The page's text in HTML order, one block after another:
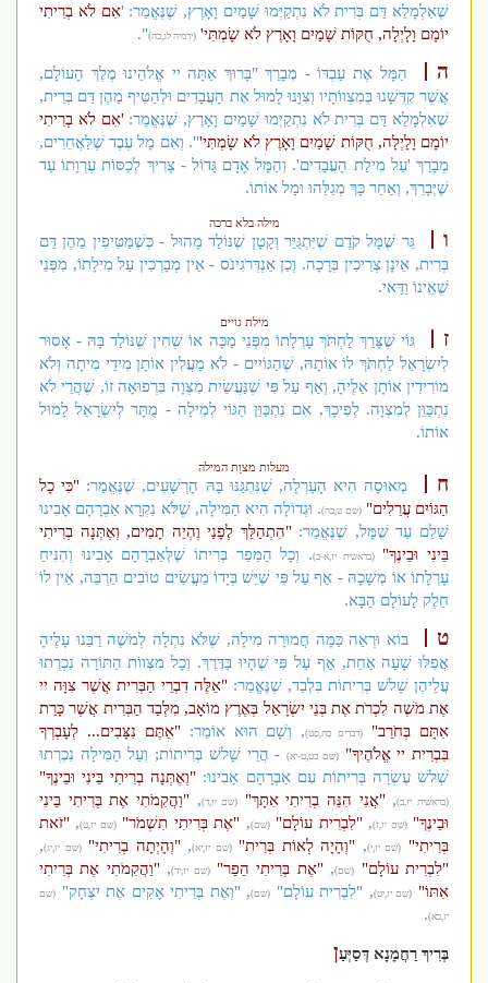
שֶׁאִלְמָלֵא דַּם בְּרִית לֹא נִתְקַיְּמוּ שָׁמַיִם וָאָרֶץ, שֶׁנֶּאֱמַר: 'אִם לֹא בְרִיתִי
יוֹמָם וָלָיְלָה, חֻקּוֹת שָׁמַיִם וָאָרֶץ לֹא שָׂמְתִּי' (ירמיה לג,כה)".
הַמָּל אֶת עַבְדּוֹ - מְבָרֵךְ "בָּרוּךְ אַתָּה יי אֱלֹהֵינוּ מֶלֶךְ הָעוֹלָם,
אֲשֶׁר קִדְּשָׁנוּ בְּמִצְווֹתָיו וְצִוָּנוּ לָמוּל אֶת הָעֲבָדִים וּלְהַטִּיף מֵהֶן דַּם בְּרִית,
שֶׁאִלְמָלֵא דַּם בְּרִית לֹא נִתְקַיְּמוּ שָׁמַיִם וָאָרֶץ, שֶׁנֶּאֱמַר:'אִם לֹא בְרִיתִי
יוֹמָם וָלָיְלָה, חֻקּוֹת שָׁמַיִם וָאָרֶץ לֹא שָׂמְתִּי'". וְאִם מָל עֶבֶד שֶׁלַּאֲחֵרִים,
מְבָרֵךְ 'עַל מִילַת הָעֲבָדִים'. וְהַמָּל אָדָם גָּדוֹל - צָרִיךְ לְכַסּוֹת עֶרְוָתוֹ עַד
שֶׁיְּבָרֵךְ, וְאַחַר כָּךְ מְגַלֵּהוּ וּמָל אוֹתוֹ.
מילה בלא ברכה
גֵּר שֶׁמָּל קֹדֶם שֶׁיִּתְגַּיֵּר וְקָטָן שֶׁנּוֹלַד מָהוּל - כְּשֶׁמַּטִּיפִין מֵהֶן דַּם
בְּרִית, אֵינָן צְרִיכִין בְּרָכָה. וְכֵן אַנְדְּרֹגִינֹס - אֵין מְבָרְכִין עַל מִילָתוֹ, מִפְּנֵי
שֶׁאֵינוֹ וַדַּאי.
מילת גויים
גּוֹי שֶׁצָּרַךְ לַחְתֹּךְ עָרְלָתוֹ מִפְּנֵי מַכָּה אוֹ שְׁחִין שֶׁנּוֹלַד בָּהּ - אָסוּר
לְיִשְׂרָאֵל לַחְתֹּךְ לוֹ אוֹתָהּ, שֶׁהַגּוֹיִים - לֹא מַעֲלִין אוֹתָן מִידֵי מִיתָה וְלֹא
מוֹרִידִין אוֹתָן אֵלֶיהָ, וְאַף עַל פִּי שֶׁנַּעֲשֵׂית מִצְוָה בִּרְפוּאָה זוֹ, שֶׁהֲרֵי לֹא
נִתְכַּוֵּן לְמִצְוָה. לְפִיכָךְ, אִם נִתְכַּוֵּן הַגּוֹי לְמִילָה - מֻתָּר לְיִשְׂרָאֵל לָמוּל
אוֹתוֹ.
מעלות מצוַת המילה
מְאוּסָה הִיא הָעָרְלָה, שֶׁנִּתְגַּנּוּ בָּהּ הָרְשָׁעִים, שֶׁנֶּאֱמַר:"כִּי כָל
הַגּוֹיִם עֲרֵלִים" (שם ט,כה). וּגְדוֹלָה הִיא הַמִּילָה, שֶׁלֹּא נִקְרָא אַבְרָהָם אָבִינוּ
שָׁלֵם עַד שֶׁמָּל, שֶׁנֶּאֱמַר:"הִתְהַלֵּךְ לְפָנַי וֶהְיֵה תָמִים, וְאֶתְּנָה בְרִיתִי
בֵּינִי וּבֵינֶךָ"
(בראשית יז,א-ב). וְכָל הַמֵּפֵר בְּרִיתוֹ שֶׁלְּאַבְרָהָם אָבִינוּ וְהִנִּיחַ
עָרְלָתוֹ אוֹ מְשָׁכָהּ - אַף עַל פִּי שֶׁיֵּשׁ בְּיָדוֹ מַעֲשִׂים טוֹבִים הַרְבֵּה, אֵין לוֹ
חֵלֶק לָעוֹלָם הַבָּא.
בּוֹא וּרְאֵה כַּמָּה חֲמוּרָה מִילָה, שֶׁלֹּא נִתְלָה לְמֹשֶׁה רַבֵּנוּ עָלֶיהָ
אֲפִלּוּ שָׁעָה אַחַת, אַף עַל פִּי שֶׁהָיוּ בַּדֶּרֶךְ. וְכָל מִצְווֹת הַתּוֹרָה נִכְרְתוּ
עֲלֵיהֶן שָׁלשׁ בְּרִיתוֹת בִּלְבַד, שֶׁנֶּאֱמַר:"אֵלֶּה דִבְרֵי הַבְּרִית אֲשֶׁר צִוָּה יי
אֶת מֹשֶׁה לִכְרֹת אֶת בְּנֵי יִשְׂרָאֵל בְּאֶרֶץ מוֹאָב, מִלְּבַד הַבְּרִית אֲשֶׁר כָּרַת
אִתָּם בְּחֹרֵב"
(דברים כח,סט), וְשָׁם הוּא אוֹמֵר:"אַתֶּם נִצָּבִים... לְעָבְרְךָ
בִּבְרִית יי אֱלֹהֶיךָ" (שם כט,ט-יא)- הֲרֵי שָׁלשׁ בְּרִיתוֹת; וְעַל הַמִּילָה נִכְרְתוּ
שְׁלשׁ עֶשְׂרֵה בְּרִיתוֹת עִם אַבְרָהָם אָבִינוּ:"וְאֶתְּנָה בְרִיתִי בֵּינִי וּבֵינֶךָ"
(בראשית יז,ב) ,"אֲנִי הִנֵּה בְרִיתִי אִתָּךְ" (שם יז,ד) ,"וַהֲקִמֹתִי אֶת בְּרִיתִי בֵּינִי
וּבֵינֶךָ" (שם יז,ז) ,"לִבְרִית עוֹלָם" (שם),"אֶת בְּרִיתִי תִשְׁמֹר" (שם יז,ט) ,"זֹאת
בְּרִיתִי"
(שם יז,י) ,"וְהָיָה לְאוֹת בְּרִית" (שם יז,יא),"וְהָיְתָה בְרִיתִי" (שם יז,יג) ,
"לִבְרִית עוֹלָם"
(שם),"אֶת בְּרִיתִי הֵפַר" (שם יז,יד),"וַהֲקִמֹתִי אֶת בְּרִיתִי
אִתּוֹ"
(שם יז,יט), "לִבְרִית עוֹלָם"(שם), "וְאֶת בְּרִיתִי אָקִים אֶת יִצְחָק"(שם
יז,כא).
בְּרִיךְ רַחֲמָנָא דְּסַיְּעַן